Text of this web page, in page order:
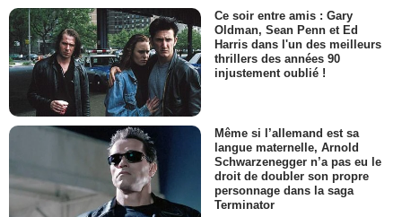
Ce soir entre amis : Gary
Oldman, Sean Penn et Ed
Harris dans l'un des meilleurs
thrillers des années 90
injustement oublié !
Même si l’allemand est sa
langue maternelle, Arnold
Schwarzenegger n’a pas eu le
droit de doubler son propre
personnage dans la saga
Terminator